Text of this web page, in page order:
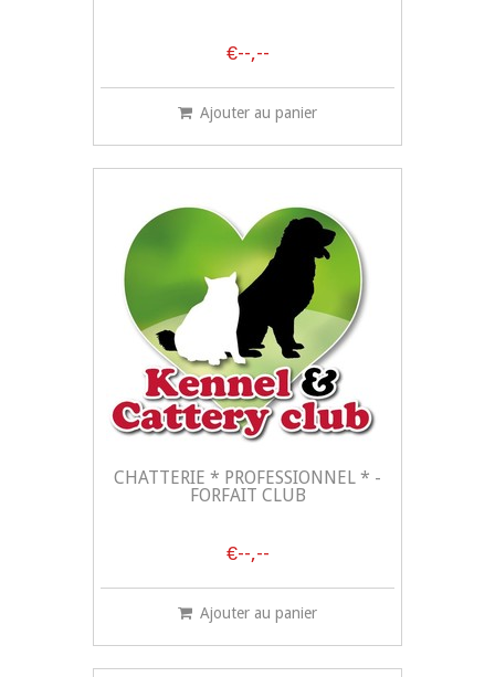
€--,--
Ajouter au panier
CHATTERIE * PROFESSIONNEL * -
FORFAIT CLUB
€--,--
Ajouter au panier